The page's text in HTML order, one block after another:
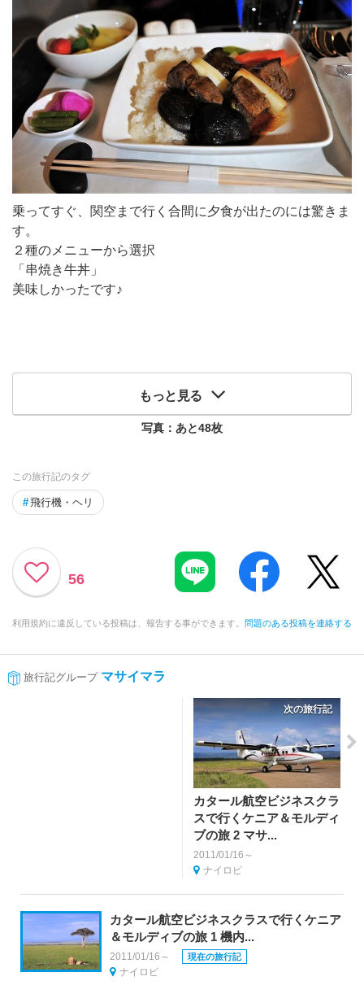
乗ってすぐ、関空まで行く合間に夕食が出たのには驚きま
す。
２種のメニューから選択
「串焼き牛丼」
美味しかったです♪
もっと見る
写真：あと48枚
この旅行記のタグ
#飛行機・ヘリ
56
利用規約に違反している投稿は、報告する事ができます。 問題のある投稿を連絡する
旅行記グループ マサイマラ
次の旅行記
カタール航空ビジネスクラ
スで行くケニア＆モルディ
ブの旅 2 マサ...
2011/01/16～
ナイロビ
カタール航空ビジネスクラスで行くケニア
＆モルディブの旅 1 機内...
2011/01/16～ 現在の旅行記
ナイロビ